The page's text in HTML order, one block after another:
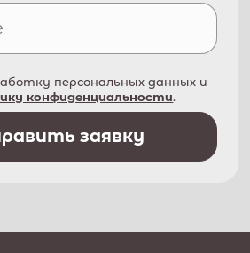
персональных данных и
конфиденциальности.
заявку